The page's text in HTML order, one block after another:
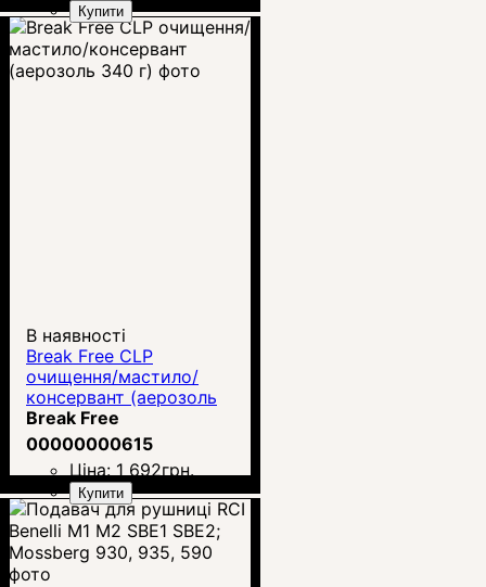
Купити
В наявності
Break Free CLP
очищення/мастило/
консервант (аерозоль
340 г)
Break Free
00000000615
Ціна: 1 692грн.
Купити